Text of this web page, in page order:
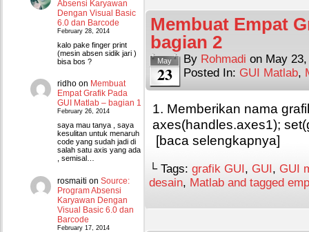
Absensi Karyawan
Dengan Visual Basic
6.0 dan Barcode
February 28, 2014
kalo pake finger print
(mesin absen sidik jari )
bisa bos ?
ridho on Membuat
Empat Grafik Pada
GUI Matlab – bagian 1
February 26, 2014
saya mau tanya , saya
kesulitan untuk menaruh
code yang sudah jadi di
salah satu axis yang ada
, semisal…
rosmaiti on Source:
Program Absensi
Karyawan Dengan
Visual Basic 6.0 dan
Barcode
February 17, 2014
Membuat Empat
bagian 2
May
23
By Rohmadi on May
Posted In: GUI Matlab,
1. Memberikan nama
axes(handles.axes1);
[baca selengkapnya]
└ Tags: grafik GUI, GUI, GUI
desain, Matlab and tagged